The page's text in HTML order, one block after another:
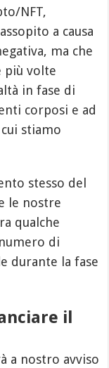
NFT,
a causa
ma che
più volte
in fase di
corposi e ad
stiamo
stesso del
le nostre
qualche
di
durante la fase
il
a nostro avviso